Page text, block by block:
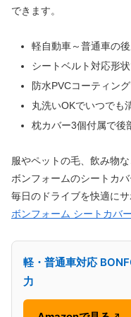
できます。
軽自動車～普通車の
シートベルト対応形
防水PVCコーティン
丸洗いOKでいつでも
枕カバー3個付属で後
服やペットの毛、飲み物
ボンフォームのシートカ
毎日のドライブを快適にサ
ボンフォーム シートカバ
軽・普通車対応
力